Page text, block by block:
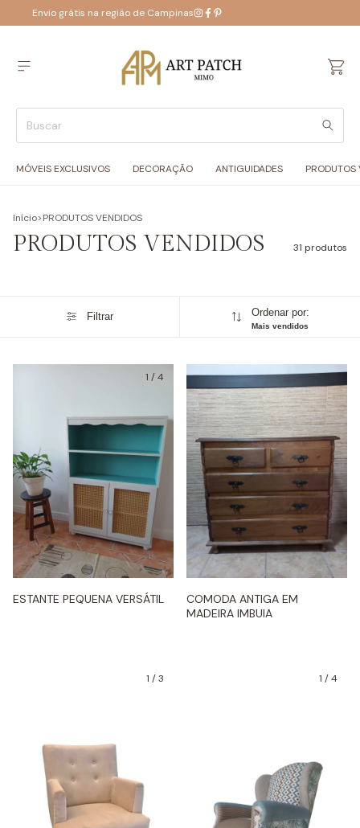
Envio grátis na região de Campinas
MÓVEIS EXCLUSIVOS DECORAÇÃO ANTIGUIDADES PRODUTOS
Início>PRODUTOS VENDIDOS
PRODUTOS VENDIDOS 31 produtos
Filtrar Ordenar por:
Mais vendidos
1 /4
ESTANTE PEQUENA VERSÁTIL
1/8
COMODA ANTIGA EM
MADEIRA IMBUIA
1 /3 1 /4